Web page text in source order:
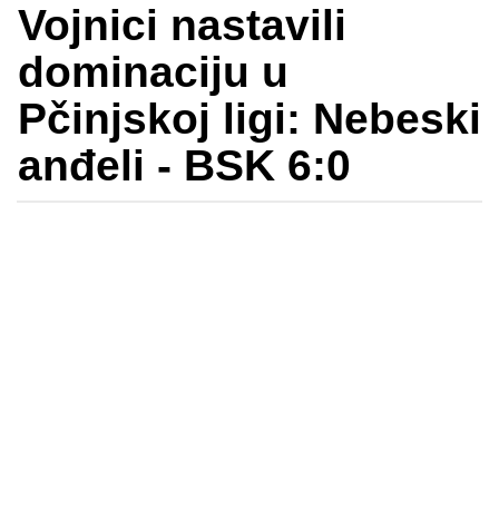
Vojnici nastavili
dominaciju u
Pčinjskoj ligi: Nebeski
anđeli - BSK 6:0